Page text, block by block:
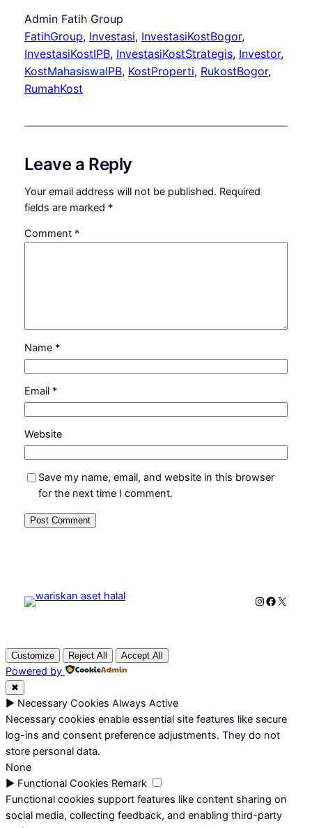
Admin Fatih Group
FatihGroup, Investasi, InvestasiKostBogor ,
InvestasiKostIPB, InvestasiKostStrategis, Investor ,
KostMahasiswaIPB, KostProperti, RukostBogor ,
RumahKost
Leave a Reply
Your email address will not be published. Required
fields are marked *
Comment *
Name *
Email *
Website
Save my name, email, and website in this browser
for the next time I comment.
Instagram
X
Customize Reject All Accept All
Powered by
✖
► Necessary Cookies Always Active
Necessary cookies enable essential site features like secure
log-ins and consent preference adjustments. They do not
store personal data.
None
► Functional Cookies Remark
Functional cookies support features like content sharing on
social media, collecting feedback, and enabling third-party